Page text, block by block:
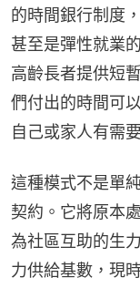
的時間銀行制度
甚至是彈性就業
高齡長者提供短
們付出的時間可
自己或家人有需
這種模式不是單
契約。它將原本
為社區互助的生
力供給基數，現